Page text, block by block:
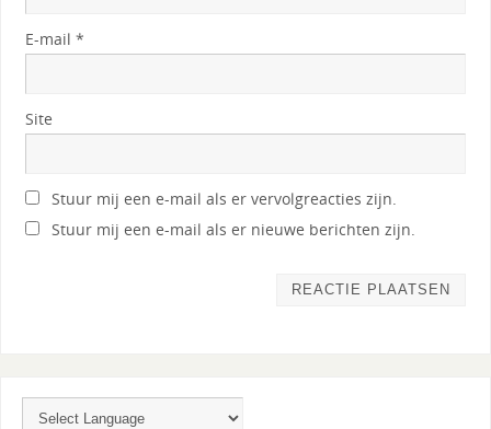
E-mail *
Site
Stuur mij een e-mail als er vervolgreacties zijn.
Stuur mij een e-mail als er nieuwe berichten zijn.